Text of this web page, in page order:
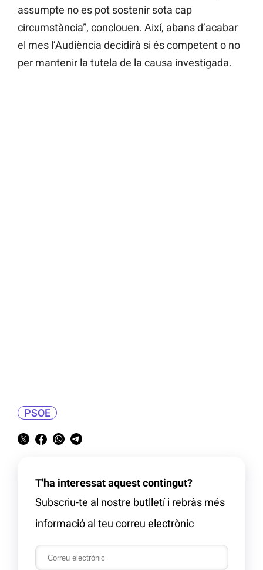
assumpte no es pot sostenir sota cap
circumstància”, conclouen. Així, abans d’acabar
el mes l’Audiència decidirà si és competent o no
per mantenir la tutela de la causa investigada.
PSOE
T'ha interessat aquest contingut?
Subscriu-te al nostre butlletí i rebràs més
informació al teu correu electrònic